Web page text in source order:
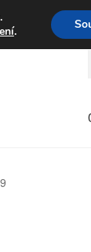
po-pá 9-16
.